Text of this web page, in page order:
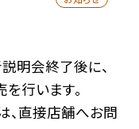
明会終了後に、
行います。
直接店舗へお問